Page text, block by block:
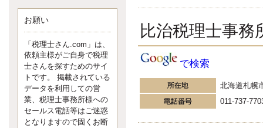
ダメと思う前に、全力で勝負して
みたいです！
京都のやわらか女性税理
イクメン税理士による税金
ブログです。
なくて七クセ 目は口ほどにモノを
言う 色んなことわざがあります
が、無意識に出ている身体のサイ
お願い
「税理士さん.com」は、
依頼主様がご自身で税理
士さんを探すためのサイ
トです。 掲載されている
データを利用しての営
業、税理士事務所様への
セールス電話等はご迷惑
となりますので固くお断
比治税理士事務
で検索
北海道札幌
011-737-